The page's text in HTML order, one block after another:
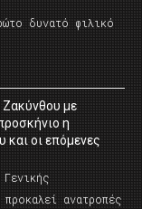
δυνατό φιλικό
με
η
και οι επόμενες
ανατροπές